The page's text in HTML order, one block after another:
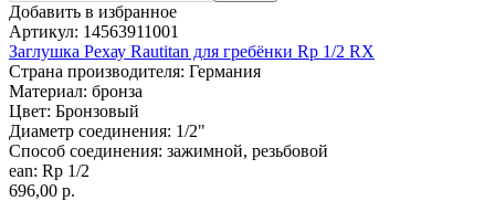
Добавить в избранное
Артикул: 14563911001
Заглушка Рехау Rautitan для гребёнки Rp 1/2 RX
Страна производителя: Германия
Материал: бронза
Цвет: Бронзовый
Диаметр соединения: 1/2"
Способ соединения: зажимной, резьбовой
ean: Rp 1/2
696,00 р.